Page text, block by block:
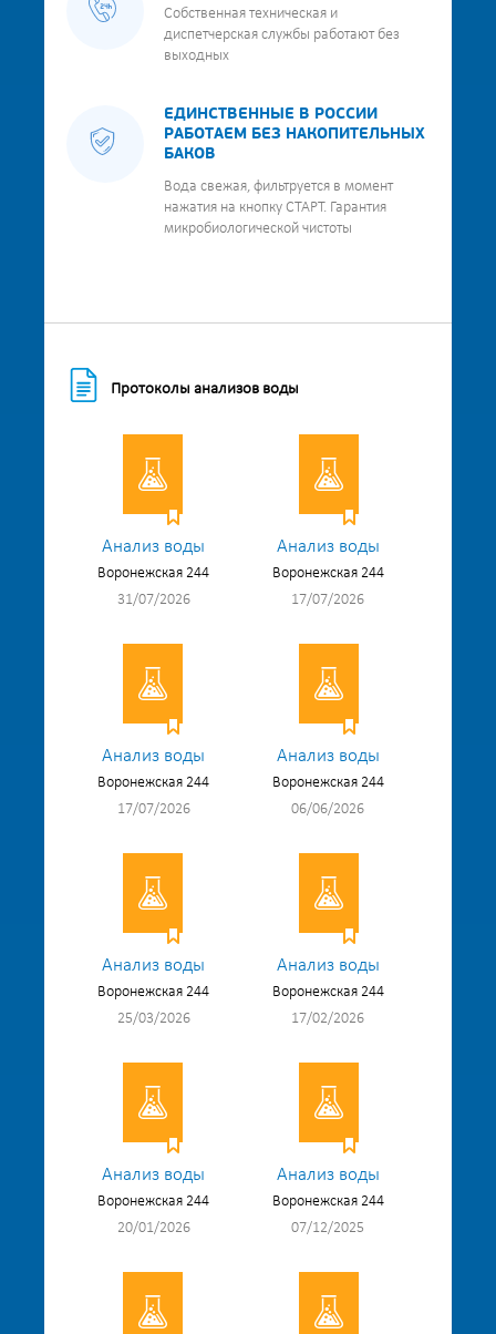
Собственная техническая и
диспетчерская службы работают без
выходных
ЕДИНСТВЕННЫЕ В РОССИИ
РАБОТАЕМ БЕЗ НАКОПИТЕЛЬНЫХ
БАКОВ
Вода свежая, фильтруется в момент
нажатия на кнопку СТАРТ. Гарантия
микробиологической чистоты
Протоколы анализов воды
Анализ воды
Воронежская 244
31/07/2026
Анализ воды
Воронежская 244
17/07/2026
Анализ воды
Воронежская 244
17/07/2026
Анализ воды
Воронежская 244
06/06/2026
Анализ воды
Воронежская 244
25/03/2026
Анализ воды
Воронежская 244
17/02/2026
Анализ воды
Воронежская 244
20/01/2026
Анализ воды
Воронежская 244
07/12/2025